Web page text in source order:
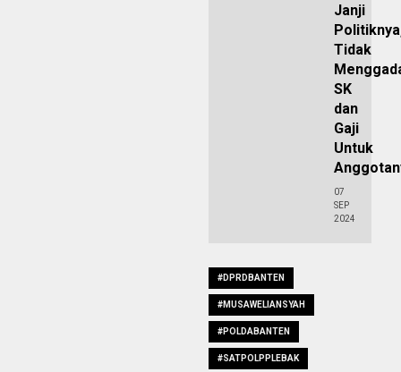
Janji
Tidak
SK
dan
Gaji
Untuk
07
SEP
2024
#DPRDBANTEN
#MUSAWELIANSYAH
#POLDABANTEN
#SATPOLPPLEBAK